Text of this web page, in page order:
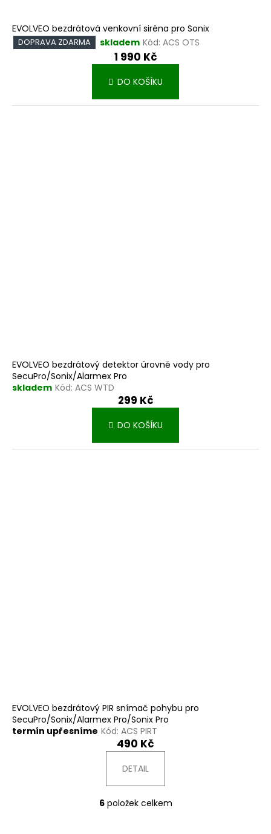
EVOLVEO bezdrátová venkovní siréna pro Sonix
DOPRAVA ZDARMA skladem Kód: ACS OTS
1 990 Kč
DO KOŠÍKU
EVOLVEO bezdrátový detektor úrovně vody pro
SecuPro/Sonix/Alarmex Pro
skladem Kód: ACS WTD
299 Kč
DO KOŠÍKU
EVOLVEO bezdrátový PIR snímač pohybu pro
SecuPro/Sonix/Alarmex Pro/Sonix Pro
termín upřesníme Kód: ACS PIRT
490 Kč
DETAIL
O
6položek celkem